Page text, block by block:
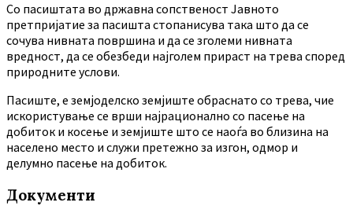
Co пасиштата во државна сопственост Јавното
претпријатие за пасишта стопанисува така што да се
сочува нивната површина и да се зголеми нивната
вредност, да се обезбеди најголем прираст на трева според
природните услови.
Пасиште, е земјоделско земјиште обраснато со трева, чие
искористување се врши најрационално со пасење на
добиток и косење и земјиште што се наоѓа во близина на
населено место и служи претежно за изгон, одмор и
делумно пасење на добиток.
Документи